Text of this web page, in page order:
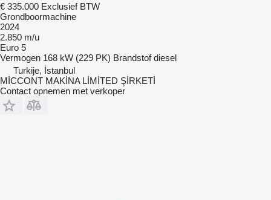
€ 335.000 Exclusief BTW
Grondboormachine
2024
2.850 m/u
Euro 5
Vermogen 168 kW (229 PK) Brandstof diesel
Turkije, İstanbul
MİCCONT MAKİNA LİMİTED ŞİRKETİ
Contact opnemen met verkoper